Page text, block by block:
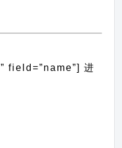
field=”name”]进